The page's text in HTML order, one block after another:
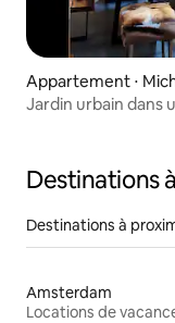
Appartement ⋅
Jardin urbain dans
Destinations
Destinations à
Amsterdam
Locations de